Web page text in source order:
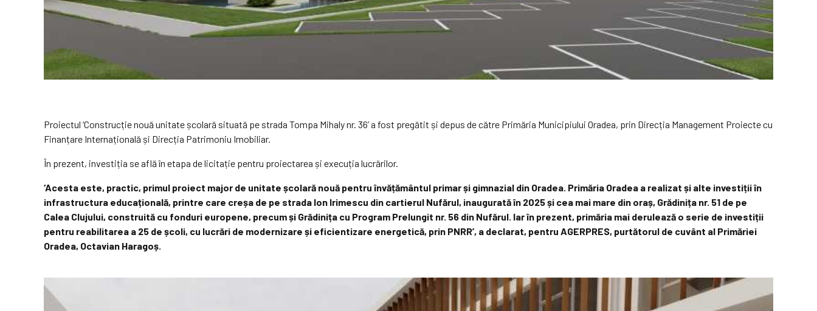
Proiectul ‘Construcție nouă unitate școlară situată pe strada Tompa Mihaly nr. 36’ a fost pregătit și depus de către Primăria Municipiului Oradea, prin Direcția Management Proiecte cu
Finanțare Internațională și Direcția Patrimoniu Imobiliar.
În prezent, investiția se află în etapa de licitație pentru proiectarea și execuția lucrărilor.
‘Acesta este, practic, primul proiect major de unitate școlară nouă pentru învățământul primar și gimnazial din Oradea. Primăria Oradea a realizat și alte investiții în
infrastructura educațională, printre care creșa de pe strada Ion Irimescu din cartierul Nufărul, inaugurată în 2025 și cea mai mare din oraș, Grădinița nr. 51 de pe
Calea Clujului, construită cu fonduri europene, precum și Grădinița cu Program Prelungit nr. 56 din Nufărul. Iar în prezent, primăria mai derulează o serie de investiții
pentru reabilitarea a 25 de școli, cu lucrări de modernizare și eficientizare energetică, prin PNRR’, a declarat, pentru AGERPRES, purtătorul de cuvânt al Primăriei
Oradea, Octavian Haragoș.